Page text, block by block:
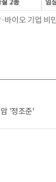
바이오 기업 비
'정조준'